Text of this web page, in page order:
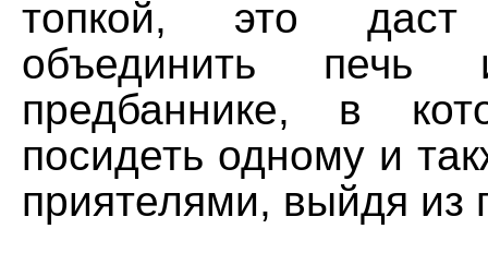
топкой, это даст
объединить
предбаннике, в
посидеть одному и
приятелями, выйдя из